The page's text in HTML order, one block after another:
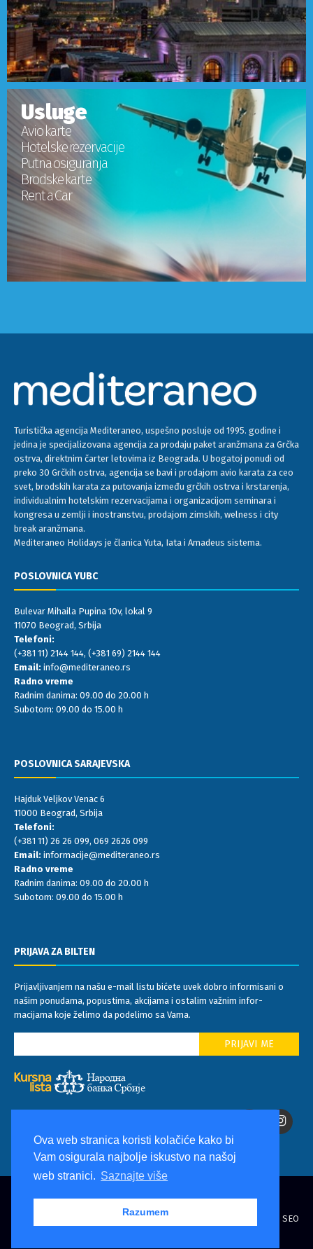
Ova web stranica koristi kolačiće kako bi
Vam osigurala najbolje iskustvo na našoj
web stranici. Saznajte više
Razumem
Usluge
Avio karte
Hotelske rezervacije
Putna osiguranja
Brodske karte
Rent a Car
Turistička agencija Mediteraneo, uspešno posluje od 1995. godine i
jedina je specijalizovana agencija za prodaju paket aranžmana za Grčka
ostrva, direktnim čarter letovima iz Beograda. U bogatoj ponudi od
preko 30 Grčkih ostrva, agencija se bavi i prodajom avio karata za ceo
svet, brodskih karata za putovanja između grčkih ostrva i krstarenja,
individualnim hotelskim rezervacijama i organizacijom seminara i
kongresa u zemlji i inostranstvu, prodajom zimskih, welness i city
break aranžmana.
Mediteraneo Holidays je članica Yuta, Iata i Amadeus sistema.
POSLOVNICA YUBC
Bulevar Mihaila Pupina 10v, lokal 9
11070 Beograd, Srbija
Telefoni:
(+381 11) 2144 144, (+381 69) 2144 144
Email: info@mediteraneo.rs
Radno vreme
Radnim danima: 09.00 do 20.00 h
Subotom: 09.00 do 15.00 h
POSLOVNICA SARAJEVSKA
Hajduk Veljkov Venac 6
11000 Beograd, Srbija
Telefoni:
(+381 11) 26 26 099, 069 2626 099
Email: informacije@mediteraneo.rs
Radno vreme
Radnim danima: 09.00 do 20.00 h
Subotom: 09.00 do 15.00 h
PRIJAVA ZA BILTEN
Prijavljivanjem na našu e-mail listu bićete uvek dobro informisani o
našim ponudama, popustima, akcijama i ostalim važnim infor-
macijama koje želimo da podelimo sa Vama.
/ Programming by
/ SEO